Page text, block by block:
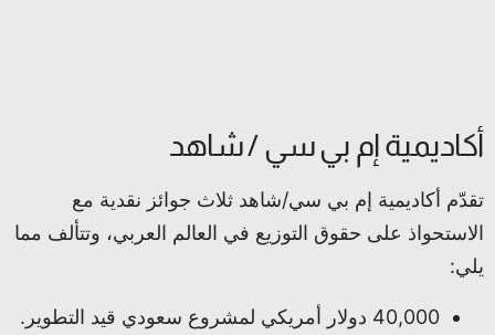
أكاديمية إم بي سي / شاهد
تقدّم أكاديمية إم بي سي/شاهد ثلاث جوائز نقدية مع
الاستحواذ على حقوق التوزيع في العالم العربي، وتتألف مما
يلي:
40,000 دولار أمريكي لمشروع سعودي قيد التطوير.